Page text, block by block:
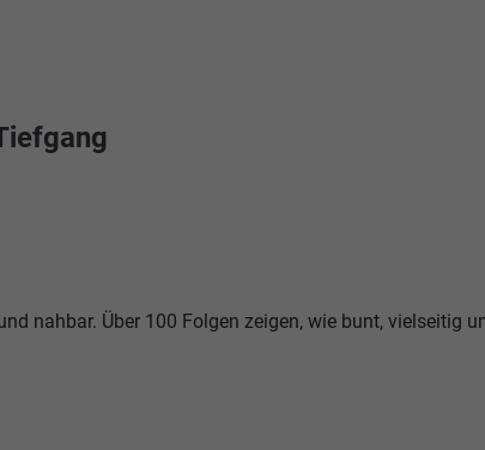
nahbar. Über 100 Folgen zeigen, wie bunt, vielseitig